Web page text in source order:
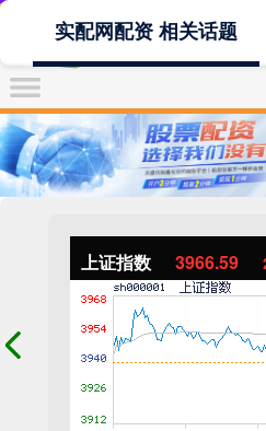
上证指数 3966.59
实配网配资 相关话题